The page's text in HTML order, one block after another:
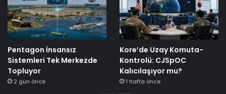
Pentagon İnsansız
Sistemleri Tek Merkezde
Topluyor
2 gün önce
Kore’de Uzay Komuta-
Kontrolü: CJSpOC
Kalıcılaşıyor mu?
1 hafta önce